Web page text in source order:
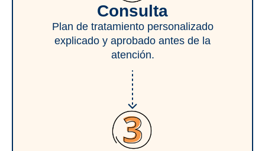
Consulta
Plan de tratamiento personalizado
explicado y aprobado antes de la
atención.